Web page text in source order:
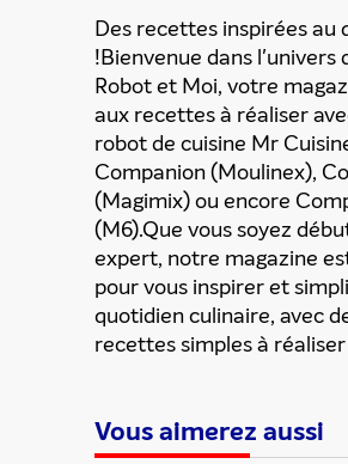
Partager cette
Des recettes inspirées au
!Bienvenue dans l'univers
Robot et Moi, votre
aux recettes à réaliser
robot de cuisine Mr
Companion (Moulinex),
(Magimix) ou encore
(M6).Que vous soyez
expert, notre magazine
pour vous inspirer et
quotidien culinaire, avec
recettes simples à
Vous aimerez aussi